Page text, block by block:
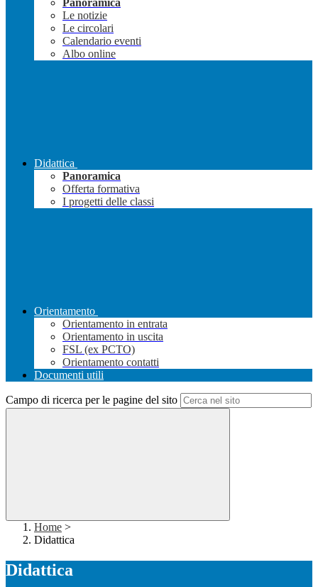
Panoramica
Le notizie
Le circolari
Calendario eventi
Albo online
Didattica
Panoramica
Offerta formativa
I progetti delle classi
Orientamento
Orientamento in entrata
Orientamento in uscita
FSL (ex PCTO)
Orientamento contatti
Documenti utili
Campo di ricerca per le pagine del sito
Home >
Didattica
Didattica